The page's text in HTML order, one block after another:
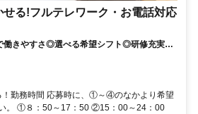
る!フルテレワーク・お電話対応
働きやすさ◎選べる希望シフト◎研修充実だ
みありの完全週休2日制で充実のワークラ
！勤務時間 応募時に、①～④のなかより希望
。 ①８：50～17：50 ②15：00～24：00